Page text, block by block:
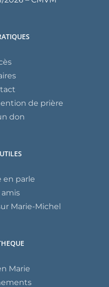
de prière
don
en parle
amis
Marie-Michel
Marie